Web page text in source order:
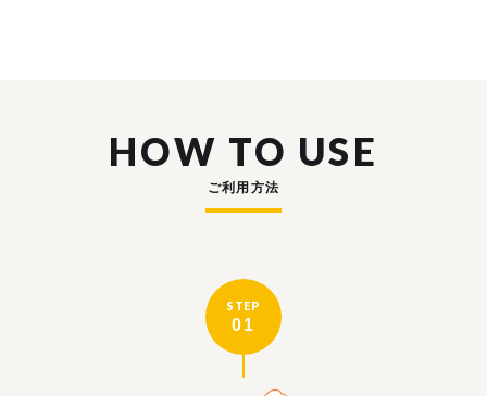
HOW TO USE
ご利用方法
STEP
01